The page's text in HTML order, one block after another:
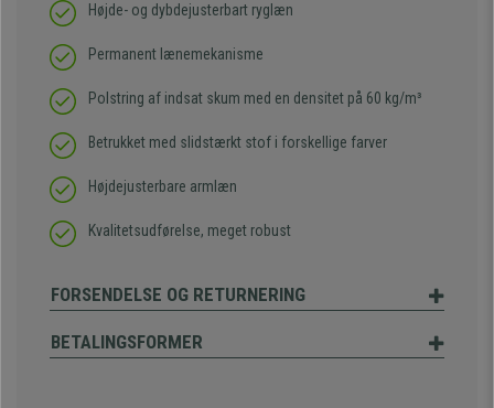
Højde- og dybdejusterbart ryglæn
Permanent lænemekanisme
Polstring af indsat skum med en densitet på 60 kg/m³
Betrukket med slidstærkt stof i forskellige farver
Højdejusterbare armlæn
Kvalitetsudførelse, meget robust
FORSENDELSE OG RETURNERING
BETALINGSFORMER